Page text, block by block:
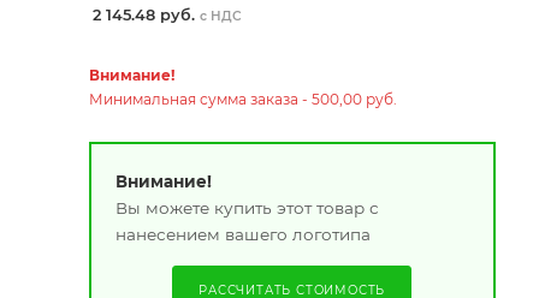
2 145.48 руб. с НДС
Внимание!
Минимальная сумма заказа - 500,00 руб.
Внимание!
Вы можете купить этот товар с
нанесением вашего логотипа
РАССЧИТАТЬ СТОИМОСТЬ